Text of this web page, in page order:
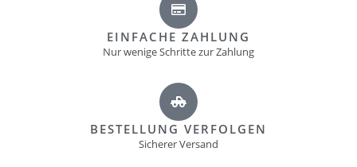
EINFACHE ZAHLUNG
Nur wenige Schritte zur Zahlung
BESTELLUNG VERFOLGEN
Sicherer Versand